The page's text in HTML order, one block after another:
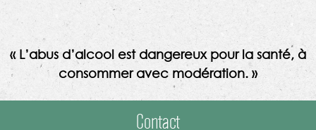
« L’abus d’alcool est dangereux pour la santé, à
consommer avec modération. »
Contact